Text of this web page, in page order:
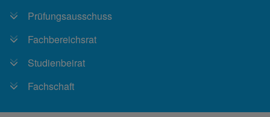
Prüfungsausschuss
Fachbereichsrat
Studienbeirat
Fachschaft